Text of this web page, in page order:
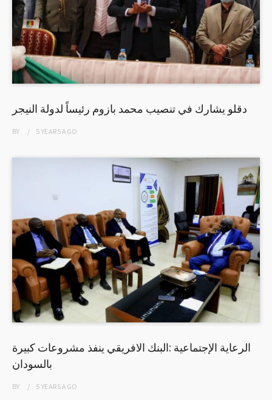
دقلو يشارك في تنصيب محمد بازوم رئيساً لدولة النيجر
BY 5 YEARSAGO
الرعاية الإجتماعية :البنك الافريقي ينفذ مشروعات كبيرة
بالسودان
BY 5 YEARSAGO